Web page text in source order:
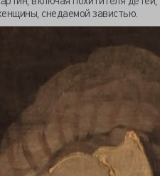
снедаемой завистью.